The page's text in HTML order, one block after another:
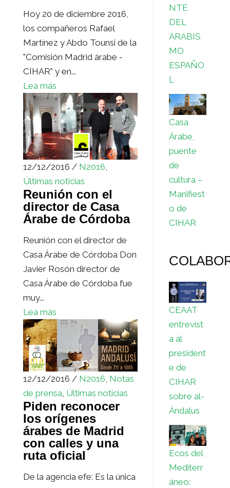
Hoy 20 de diciembre 2016,
los compañeros Rafael
Martínez y Abdo Tounsi de la
"Comisión Madrid árabe -
CIHAR" y en...
Lea más
12/12/2016 / N2016
Últimas noticias
Reunión con el
director de Casa
Árabe de Córdoba
Reunión con el director de
Casa Árabe de Córdoba Don
Javier Rosón director de
Casa Árabe de Córdoba fue
muy...
Lea más
12/12/2016 / N2016, Notas
de prensa, Últimas noticias
Piden reconocer
los orígenes
árabes de Madrid
con calles y una
ruta oficial
De la agencia efe: Es la única
NTE
DEL
ARABIS
MO
ESPAÑO
L
Casa
Árabe,
puente
de
cultura –
Manifiest
o de
CIHAR
CEAAT
entrevist
a al
president
e de
CIHAR
sobre al-
Ándalus
Ecos del
Mediterr
áneo: